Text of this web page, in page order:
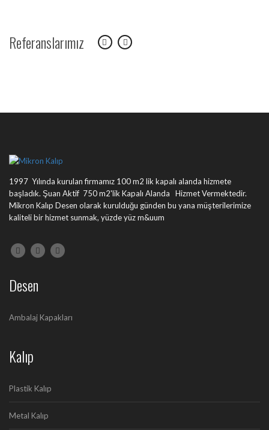
Referanslarımız
1997 Yılında kurulan firmamız 100 m2 lik kapalı alanda hizmete
başladık. Şuan Aktif 750 m2'lik Kapalı Alanda Hizmet Vermektedir.
Mikron Kalıp Desen olarak kurulduğu günden bu yana müşterilerimize
kaliteli bir hizmet sunmak, yüzde yüz m&uum
Desen
Ambalaj Kapakları
Kalıp
Plastik Kalıp
Metal Kalıp